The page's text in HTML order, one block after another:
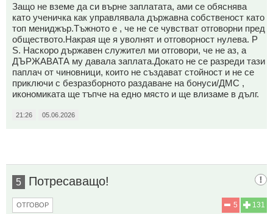
Защо не вземе да си върне заплатата, ами се обяснява
като ученичка как управлявала държавна собственост като
топ мениджър.Тъжното е , че не се чувстват отговорни пред
обществото.Накрая ще я уволнят и отговорност нулева. P
S. Наскоро държавен служител ми отговори, че не аз, а
ДЪРЖАВАТА му давала заплата.Докато не се разреди тази
паплач от чиновници, които не създават стойност и не се
приключи с безразборното раздаване на бонуси/ДМС ,
икономиката ще тъпче на едно място и ще влизаме в дълг.
21:26 05.06.2026
5 Потресаващо!
131
5
ОТГОВОР